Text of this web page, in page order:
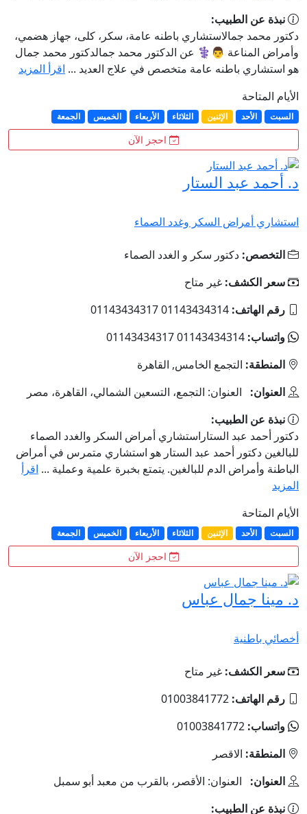
نبذة عن الطبيب:
دكتور محمد جمالاستشاري باطنه عامة، سكر، كلى، جهاز هضمي،
وأمراض المناعة 👨⚕️ عن الدكتور محمد جمالدكتور محمد جمال
هو استشاري باطنه عامة متخصص في علاج العديد ... اقرأ المزيد
الأيام المتاحة
السبت الأحد الإثنين الثلاثاء الأربعاء الخميس الجمعة
احجز الآن
د. أحمد عبد الستار
استشاري أمراض السكر وغدد الصماء
التخصص: دكتور سكر و الغدد الصماء
سعر الكشف: غير متاح
رقم الهاتف: 01143434314 01143434317
واتساب: 01143434314 01143434317
المنطقة: التجمع الخامس, القاهرة
العنوان:
العنوان: التجمع، التسعين الشمالي، القاهرة، مصر
نبذة عن الطبيب:
دكتور أحمد عبد الستاراستشاري أمراض السكر والغدد الصماء
للبالغين دكتور أحمد عبد الستار هو استشاري متمرس في أمراض
الباطنة وأمراض الدم للبالغين. يتمتع بخبرة علمية وعملية ... اقرأ
المزيد
الأيام المتاحة
السبت الأحد الإثنين الثلاثاء الأربعاء الخميس الجمعة
احجز الآن
د. مينا جمال عباس
أخصائي باطنية
سعر الكشف: غير متاح
رقم الهاتف: 01003841772
واتساب: 01003841772
المنطقة: الاقصر
العنوان:
العنوان: الأقصر، بالقرب من معبد أبو سمبل
نبذة عن الطبيب: